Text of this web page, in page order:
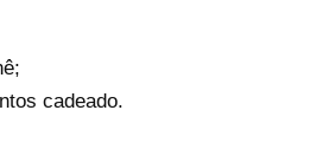
cadeado.